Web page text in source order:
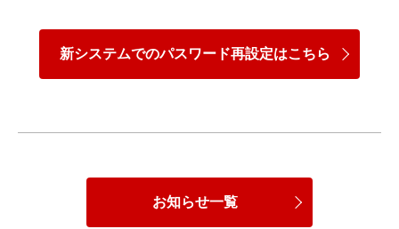
新システムでのパスワード再設定はこちら
お知らせ一覧